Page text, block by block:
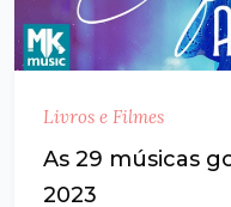
Livros e Filmes
As 29 músicas
2023